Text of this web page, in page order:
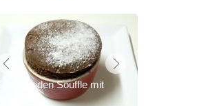
Schokoladen Souffle mit